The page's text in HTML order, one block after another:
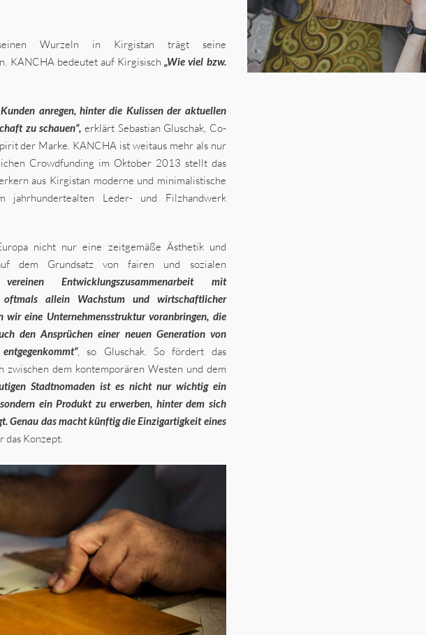
Wurzeln in Kirgistan trägt seine
KANCHA bedeutet auf Kirgisisch„Wie viel bzw.
anregen, hinter die Kulissen der aktuellen
zu schauen“, erklärt Sebastian Gluschak, Co-
der Marke. KANCHA ist weitaus mehr als nur
Crowdfunding im Oktober 2013 stellt das
aus Kirgistan moderne und minimalistische
jahrhundertealten Leder- und Filzhandwerk
nicht nur eine zeitgemäße Ästhetik und
dem Grundsatz von fairen und sozialen
Entwicklungszusammenarbeit mit
oftmals allein Wachstum und wirtschaftlicher
eine Unternehmensstruktur voranbringen, die
den Ansprüchen einer neuen Generation von
, so Gluschak. So fördert das
zwischen dem kontemporären Westen und dem
Stadtnomaden ist es nicht nur wichtig ein
ein Produkt zu erwerben, hinter dem sich
Genau das macht künftig die Einzigartigkeit eines
Konzept.